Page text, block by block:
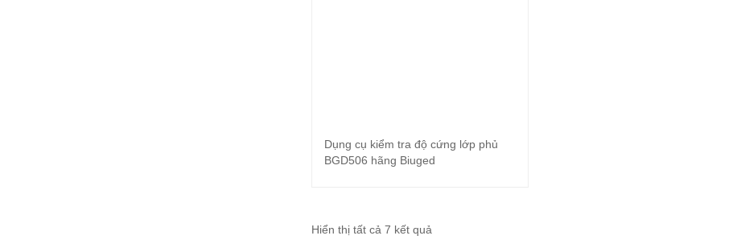
Đọc tiếp
Dụng cụ kiểm tra độ cứng lớp phủ
BGD506 hãng Biuged
Hiển thị tất cả 7 kết quả